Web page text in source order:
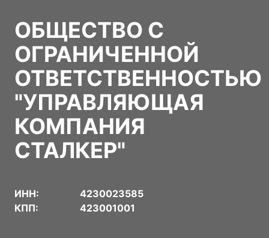
ОБЩЕСТВО С
ОГРАНИЧЕННОЙ
ОТВЕТСТВЕННОСТЬЮ
"УПРАВЛЯЮЩАЯ
КОМПАНИЯ
СТАЛКЕР"
ИНН:
4230023585
КПП:
423001001